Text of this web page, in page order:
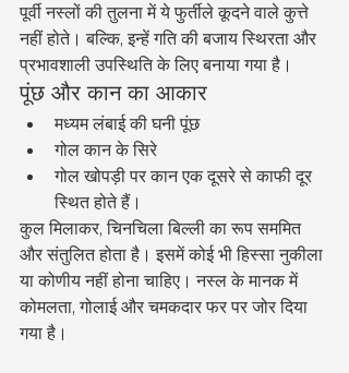
पूर्वी नस्लों की तुलना में ये फुर्तीले कूदने वाले कुत्ते
नहीं होते। बल्कि, इन्हें गति की बजाय स्थिरता और
प्रभावशाली उपस्थिति के लिए बनाया गया है।
पूंछ और कान का आकार
मध्यम लंबाई की घनी पूंछ
गोल कान के सिरे
गोल खोपड़ी पर कान एक दूसरे से काफी दूर
स्थित होते हैं।
कुल मिलाकर, चिनचिला बिल्ली का रूप सममित
और संतुलित होता है। इसमें कोई भी हिस्सा नुकीला
या कोणीय नहीं होना चाहिए। नस्ल के मानक में
कोमलता, गोलाई और चमकदार फर पर जोर दिया
गया है।